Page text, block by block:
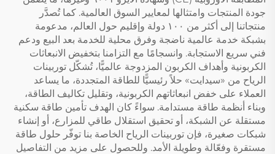
جودة المنتجات وامتثالها لمعايير السوق العالمية. كما تُصدَّر
منتجاتنا إلى أكثر من ١٠٠ دولة وإقليم حول العالم، مدعومة
بشبكة خدمة عالمية ناضجة وفرق محلية للخدمة بعد البيع ودعم
فني سريع الاستجابة. وانسجامًا مع التزامنا بتخفيض الانبعاثات
الكربونية وأهداف الكربون المزدوجة عالميًّا، تُشكّل توربينات
الرياح من «سيدايت» حلاً رئيسيًّا للطاقة المتجددة، ما يساعد
العملاء على خفض انبعاثاتهم الكربونية، وتقليل تكاليف الطاقة،
وبناء أنظمة طاقة مستدامة. سواءً كان الهدف تأمين طاقة سكنية
مستقلة عن الشبكة، أو تحقيق استقلال طاقي للمزارع، أو إنشاء
شبكات صغيرة، فإن توربينات الرياح الخاصة بنا توفّر حلول طاقة
مستقرة وفعّالة وطويلة الأمد. وللحصول على مزيد من التفاصيل